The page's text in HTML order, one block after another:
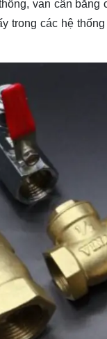
van cân
trong các hệ